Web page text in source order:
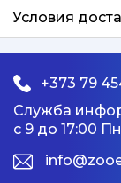
Условия
+373 79
Служба
с 9 до 17:00